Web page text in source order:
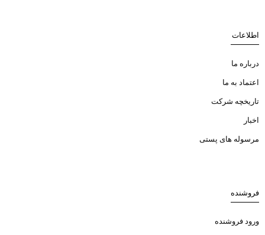
اطلاعات
درباره ما
اعتماد به ما
تاریخچه شرکت
اخبار
مرسوله های پستی
فروشنده
ورود فروشنده